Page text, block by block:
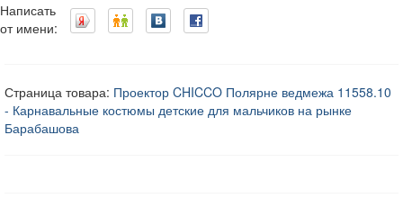
Написать
от имени:
Страница товара: Проектор CHICCO Полярне ведмежа 11558.10
- Карнавальные костюмы детские для мальчиков на рынке
Барабашова